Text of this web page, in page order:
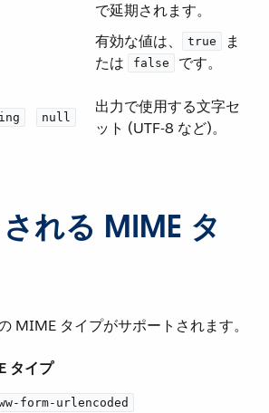
で延期されます。
有効な値は、​
true
​ ま
たは ​
false ​ です。
null
出力で使用する文字セ
ット (UTF-8 など)。
れる MIME タ
MIME タイプがサポートされます。
タイプ
form-urlencoded